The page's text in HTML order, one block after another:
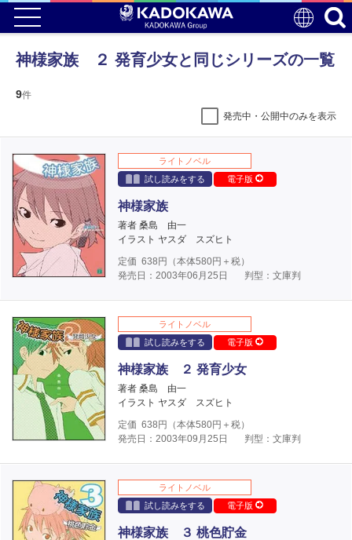
神様家族 ２ 発育少女と同じシリーズの一覧
9件
発売中・公開中のみを表示
ライトノベル
試し読みをする
電子版
神様家族
著者 桑島 由一
イラスト ヤスダ スズヒト
定価 638 円（本体580円＋税）
発売日：2003年06月25日
判型：文庫判
ライトノベル
試し読みをする
電子版
神様家族 ２ 発育少女
著者 桑島 由一
イラスト ヤスダ スズヒト
定価 638 円（本体580円＋税）
発売日：2003年09月25日
判型：文庫判
ライトノベル
試し読みをする
電子版
神様家族 ３ 桃色貯金